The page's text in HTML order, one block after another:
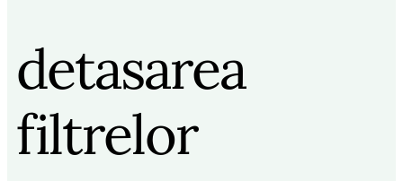
detasarea
filtrelor